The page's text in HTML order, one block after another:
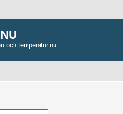
och temperatur.nu